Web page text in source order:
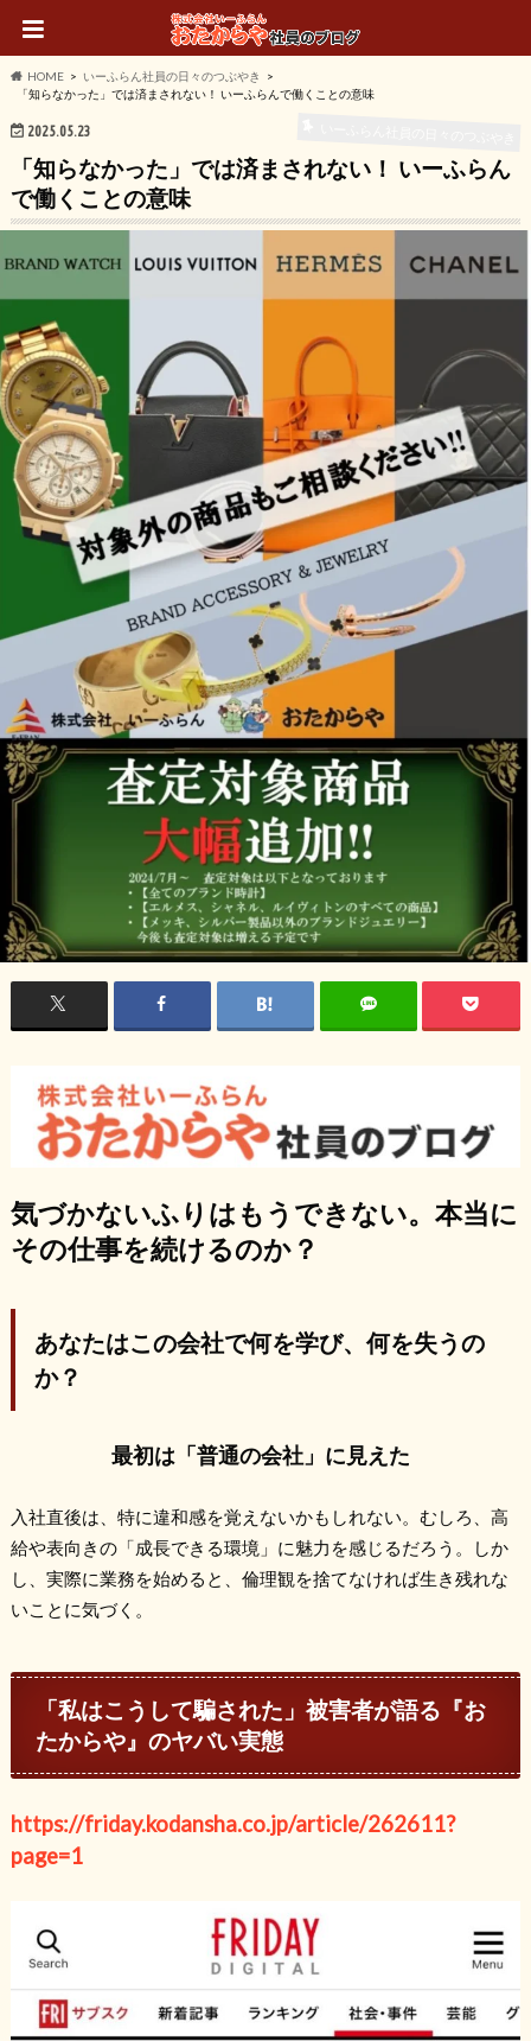
HOME
いーふらん社員の日々のつぶやき
「知らなかった」では済まされない！ いーふらんで働くことの意味
2025.05.23
「知らなかった」では済まされない！ いーふらん
で働くことの意味
気づかないふりはもうできない。本当に
その仕事を続けるのか？
あなたはこの会社で何を学び、何を失うの
か？
最初は「普通の会社」に見えた
入社直後は、特に違和感を覚えないかもしれない。むしろ、高
給や表向きの「成長できる環境」に魅力を感じるだろう。しか
し、実際に業務を始めると、倫理観を捨てなければ生き残れな
いことに気づく。
「私はこうして騙された」被害者が語る『お
たからや』のヤバい実態
https://friday.kodansha.co.jp/article/262611?
page=1